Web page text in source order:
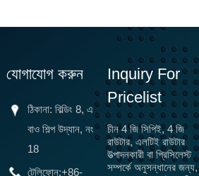
যোগাযোগ করুন
ঠিকানা: বিল্ডিং 8, এ
বাও শিল্প উদ্যান, নং
18
টেলিফোন:+86-
Inquiry For
Pricelist
চীন 4 জি সিপিই, 4 জি
রাউটার, এলটিই রাউটার
উত্পাদনকারী বা প্রিসিলেস্ট
সম্পর্কে অনুসন্ধানের জন্য,